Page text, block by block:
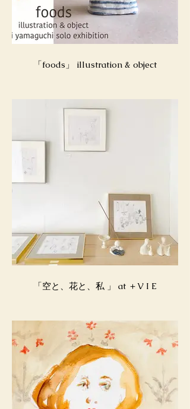
「foods」 illustration & object
「空と、花と、私 」 at ＋V I E